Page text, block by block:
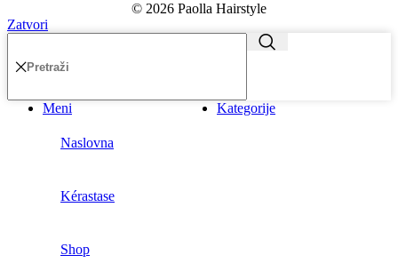
© 2026 Paolla Hairstyle
Zatvori
Meni Kategorije
Naslovna
Kérastase
Shop